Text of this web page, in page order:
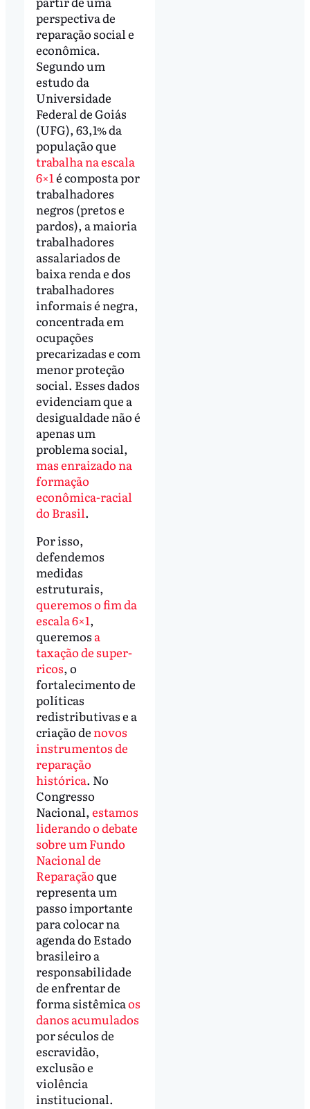
perspectiva de
reparação social e
econômica.
Segundo um
estudo da
Universidade
Federal de Goiás
(UFG), 63,1% da
população que
trabalha na escala
6×1é composta por
trabalhadores
negros (pretos e
pardos), a maioria
trabalhadores
assalariados de
baixa renda e dos
trabalhadores
informais é negra,
concentrada em
ocupações
precarizadas e com
menor proteção
social. Esses dados
evidenciam que a
desigualdade não é
apenas um
problema social,
mas enraizado na
formação
econômica-racial
do Brasil.
Por isso,
defendemos
medidas
estruturais,
queremos o fim da
escala 6×1,
queremos a
taxação de super-
ricos, o
fortalecimento de
políticas
redistributivas e a
criação de novos
instrumentos de
reparação
histórica. No
Congresso
Nacional, estamos
liderando o debate
sobre um Fundo
Nacional de
Reparaçãoque
representa um
passo importante
para colocar na
agenda do Estado
brasileiro a
responsabilidade
de enfrentar de
forma sistêmicaos
danos acumulados
por séculos de
escravidão,
exclusão e
violência
institucional.